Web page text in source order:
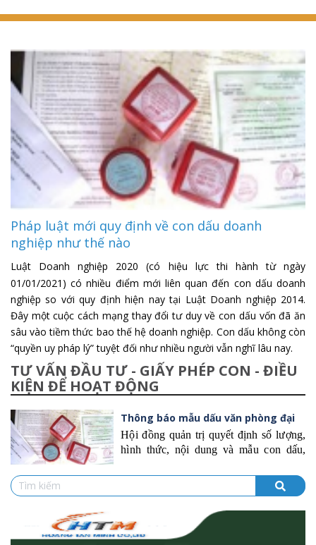
Pháp luật mới quy định về con dấu doanh
nghiệp như thế nào
Luật Doanh nghiệp 2020 (có hiệu lực thi hành từ ngày
01/01/2021) có nhiều điểm mới liên quan đến con dấu doanh
nghiệp so với quy định hiện nay tại Luật Doanh nghiệp 2014.
Đây một cuộc cách mạng thay đổi tư duy về con dấu vốn đã ăn
sâu vào tiềm thức bao thế hệ doanh nghiệp. Con dấu không còn
“quyền uy pháp lý” tuyệt đối như nhiều người vẫn nghĩ lâu nay.
TƯ VẤN ĐẦU TƯ - GIẤY PHÉP CON - ĐIỀU
KIỆN ĐỂ HOẠT ĐỘNG
Thông báo mẫu dấu văn phòng đại
diện trong công ty cổ phần
Hội đồng quản trị quyết định số lượng,
hình thức, nội dung và mẫu con dấu,
phòng đại diện; trừ trường hợp Điều lệ
công ty có quy định khác. Nội dung
mẫu con dấu của văn phòng đại
diện phải có tên văn phòng đại diện.